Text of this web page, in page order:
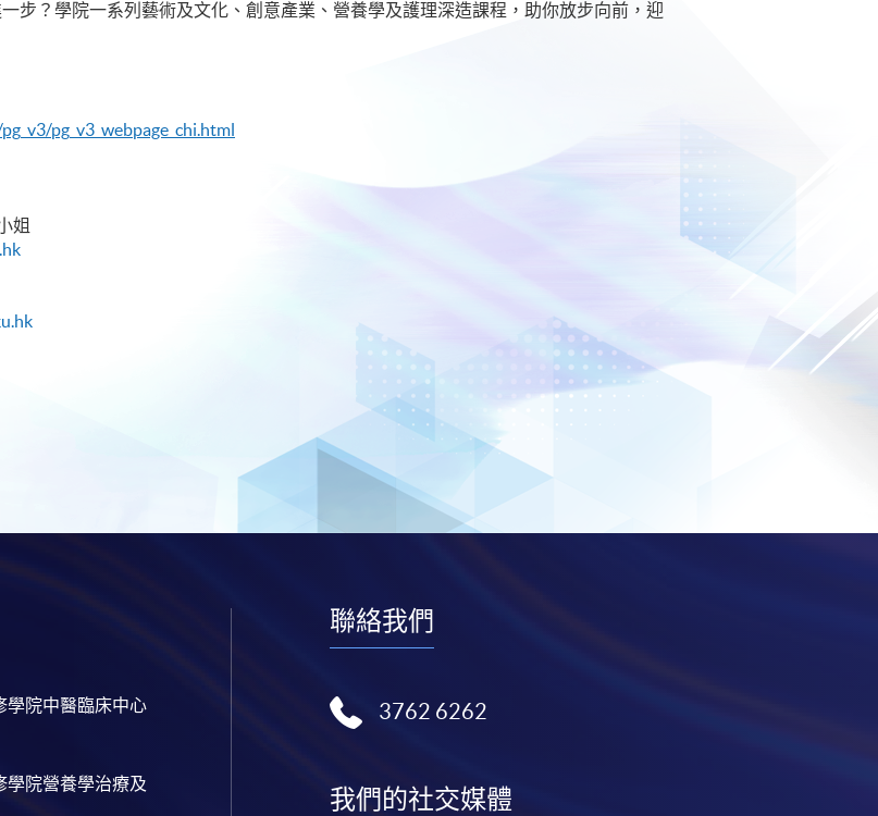
步？學院一系列藝術及文化、創意產業、營養學及護理深造課程，助你放步向前，迎
pg_v3_webpage_chi.html
姐
學院中醫臨床中心
學院營養學治療及
聯絡我們
3762 6262
我們的社交媒體